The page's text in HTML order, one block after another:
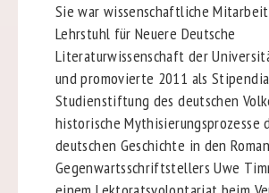
Sie war wissenschaftliche
Lehrstuhl für Neuere Deutsche
Literaturwissenschaft der
und promovierte 2011 als
Studienstiftung des deutschen
historische Mythisierungsprozesse
deutschen Geschichte in den
Gegenwartsschriftstellers Uwe